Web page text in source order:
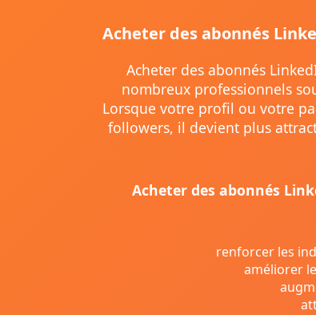
Acheter des abonnés
Acheter des abonnés
nombreux professionnels
Lorsque votre profil ou votre
followers, il devient plus
Acheter des abonnés
renforcer les
améliorer